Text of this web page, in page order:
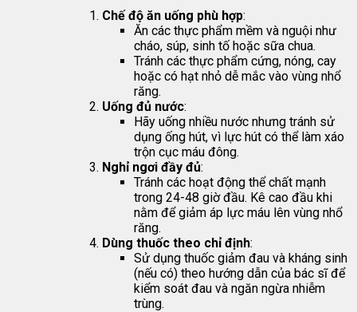
Chế độ ăn uống phù hợp:
Ăn các thực phẩm mềm và nguội như
cháo, súp, sinh tố hoặc sữa chua.
Tránh các thực phẩm cứng, nóng, cay
hoặc có hạt nhỏ dễ mắc vào vùng nhổ
răng.
Uống đủ nước:
Hãy uống nhiều nước nhưng tránh sử
dụng ống hút, vì lực hút có thể làm xáo
trộn cục máu đông.
Nghỉ ngơi đầy đủ:
Tránh các hoạt động thể chất mạnh
trong 24-48 giờ đầu. Kê cao đầu khi
nằm để giảm áp lực máu lên vùng nhổ
răng.
Dùng thuốc theo chỉ định:
Sử dụng thuốc giảm đau và kháng sinh
(nếu có) theo hướng dẫn của bác sĩ để
kiểm soát đau và ngăn ngừa nhiễm
trùng.